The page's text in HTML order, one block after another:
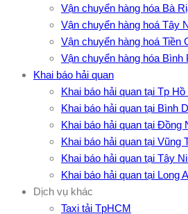
Vận chuyển hàng hóa Bà
Vận chuyển hàng hoá Tây
Vận chuyển hàng hoá Tiền
Vận chuyển hàng hóa Bình
Khai báo hải quan
Khai báo hải quan tại Tp
Khai báo hải quan tại Bình
Khai báo hải quan tại Đồng
Khai báo hải quan tại Vũng
Khai báo hải quan tại Tây
Khai báo hải quan tại Long
Dịch vụ khác
Taxi tải TpHCM